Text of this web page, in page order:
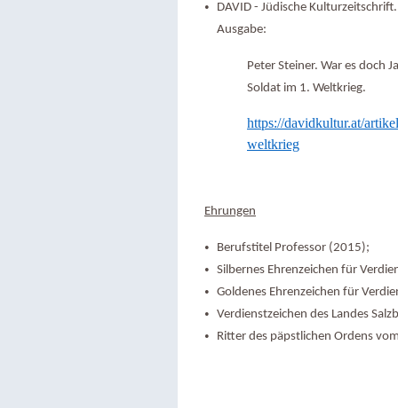
DAVID - Jüdische
Ausgabe:
Peter Steiner. War es doch
Soldat im 1. Weltkrieg.
https://davidkultur.at/
weltkrieg
Ehrungen
Berufstitel Professor (2015);
Silbernes Ehrenzeichen für
Goldenes Ehrenzeichen für
Verdienstzeichen des Landes
Ritter des päpstlichen Ordens